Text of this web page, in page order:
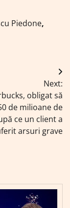
Piedone,
Next:
obligat să
de milioane de
ce un client a
arsuri grave